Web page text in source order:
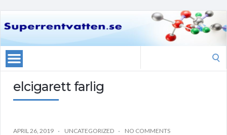
elcigarett farlig
APRIL 26, 2019 UNCATEGORIZED NO COMMENTS